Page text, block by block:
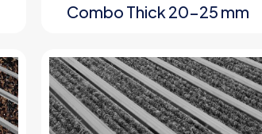
Combo Thick 20-25 mm